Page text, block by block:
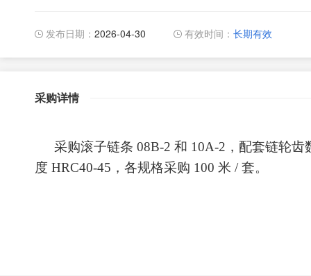
发布日期： 2026-04-30 有效时间： 长期有效
采购详情
采购滚子链条 08B-2 和 10A-2 ，配套链轮
度 HRC40-45 ，各规格采购 100 米 /套。